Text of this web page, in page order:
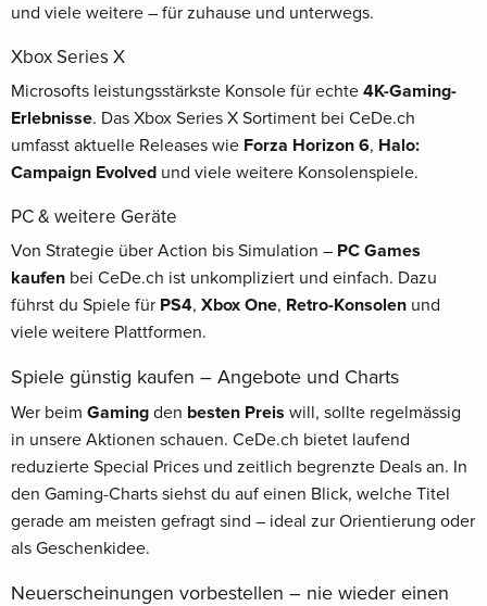
und viele weitere – für zuhause und unterwegs.
Xbox Series X
Microsofts leistungsstärkste Konsole für echte 4K-Gaming-
Erlebnisse. Das Xbox Series X Sortiment bei CeDe.ch
umfasst aktuelle Releases wie Forza Horizon 6, Halo:
Campaign Evolved und viele weitere Konsolenspiele.
PC & weitere Geräte
Von Strategie über Action bis Simulation – PC Games
kaufen bei CeDe.ch ist unkompliziert und einfach. Dazu
führst du Spiele für PS4, Xbox One, Retro-Konsolen und
viele weitere Plattformen.
Spiele günstig kaufen – Angebote und Charts
Wer beim Gaming den besten Preis will, sollte regelmässig
in unsere Aktionen schauen. CeDe.ch bietet laufend
reduzierte Special Prices und zeitlich begrenzte Deals an. In
den Gaming-Charts siehst du auf einen Blick, welche Titel
gerade am meisten gefragt sind – ideal zur Orientierung oder
als Geschenkidee.
Neuerscheinungen vorbestellen – nie wieder einen